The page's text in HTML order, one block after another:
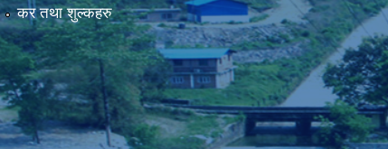
कर तथा शुल्कहरु